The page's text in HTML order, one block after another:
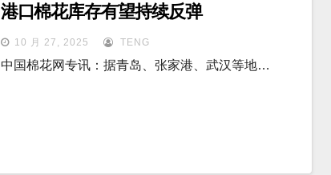
港口棉花库存有望持续反弹
10 月 27, 2025 TENG
中国棉花网专讯：据青岛、张家港、武汉等地…